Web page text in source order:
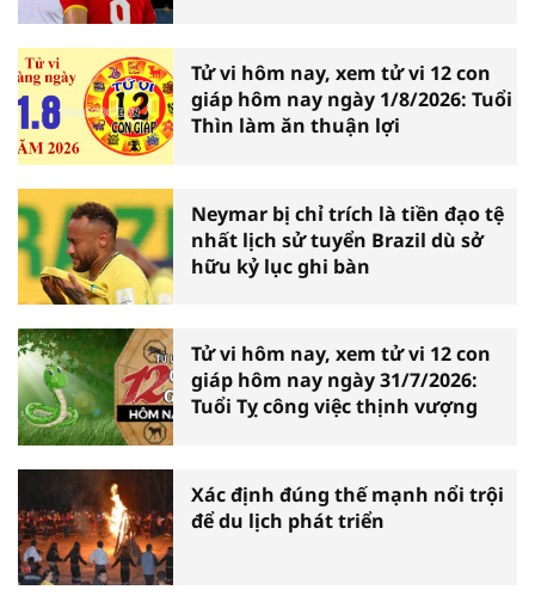
Tử vi hôm nay, xem tử vi 12 con
giáp hôm nay ngày 1/8/2026: Tuổi
Thìn làm ăn thuận lợi
Neymar bị chỉ trích là tiền đạo tệ
nhất lịch sử tuyển Brazil dù sở
hữu kỷ lục ghi bàn
Tử vi hôm nay, xem tử vi 12 con
giáp hôm nay ngày 31/7/2026:
Tuổi Tỵ công việc thịnh vượng
Xác định đúng thế mạnh nổi trội
để du lịch phát triển